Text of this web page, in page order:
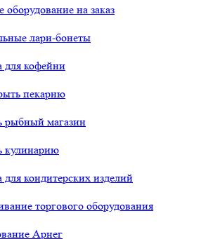
оборудование на заказ
лари-бонеты
для кофейни
пекарню
рыбный магазин
кулинарию
кондитерских изделий
торгового оборудования
Арнег